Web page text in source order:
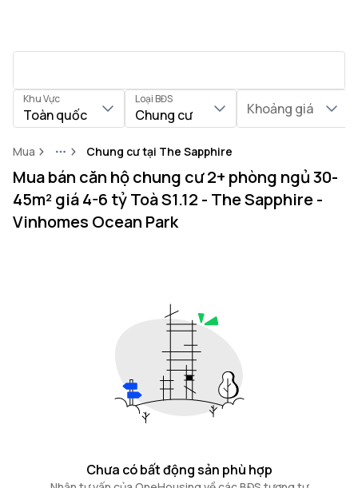
Khu Vực
Toàn quốc
Loại BĐS
Chung cư Khoảng giá
Mua MoreChung cư tại The Sapphire
Mua bán căn hộ chung cư 2+ phòng ngủ 30-
45m² giá 4-6 tỷ Toà S1.12 - The Sapphire -
Vinhomes Ocean Park
Chưa có bất động sản phù hợp